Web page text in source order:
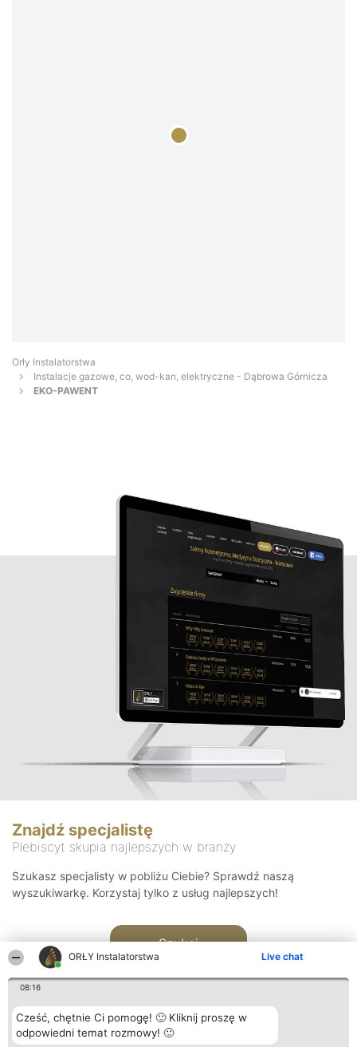
ORŁY Instalatorstwa Live chat
08:16
Cześć, chętnie Ci pomogę! 🙂 Kliknij proszę w
odpowiedni temat rozmowy! 🙂
Orły Instalatorstwa
Instalacje gazowe, co, wod-kan, elektryczne - Dąbrowa Górnicza
EKO-PAWENT
Znajdź specjalistę
Plebiscyt skupia najlepszych w branży
Szukasz specjalisty w pobliżu Ciebie? Sprawdź naszą
wyszukiwarkę. Korzystaj tylko z usług najlepszych!
Szukaj